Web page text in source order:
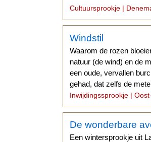
GESCHIEDENIS...
Cultuursprookje |
Windstil
Waarom de rozen
natuur (de wind) en de
een oude, vervallen
gehad, dat zelfs de
Inwijdingssprookje |
De wonderbare
Een wintersprookje uit